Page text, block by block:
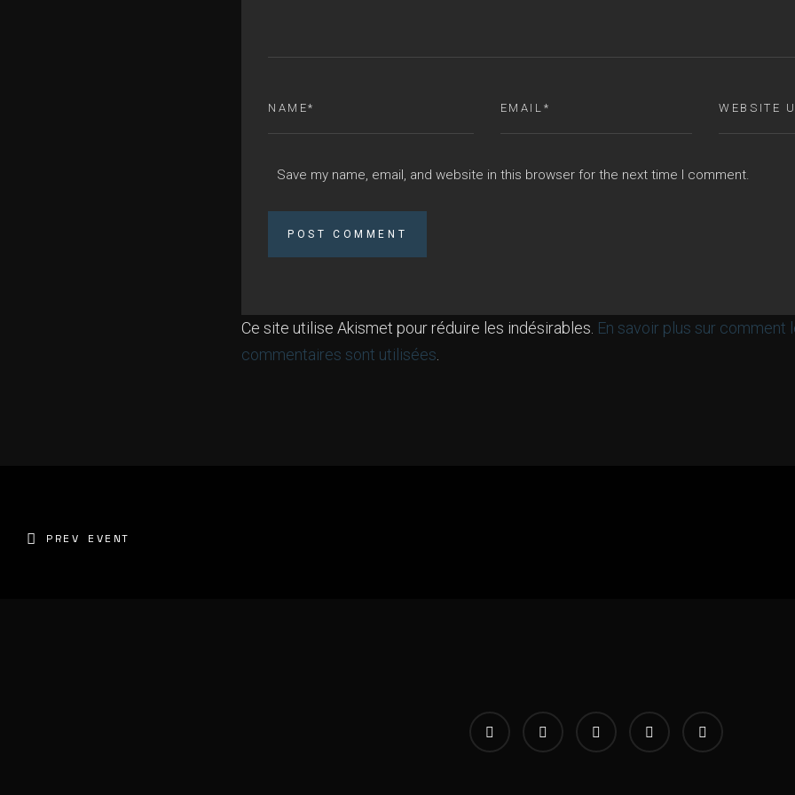
Save my name, email, and website in this browser for the next time I comment.
Ce site utilise Akismet pour réduire les indésirables. En savoir plus sur comment
commentaires sont utilisées
PREV EVENT